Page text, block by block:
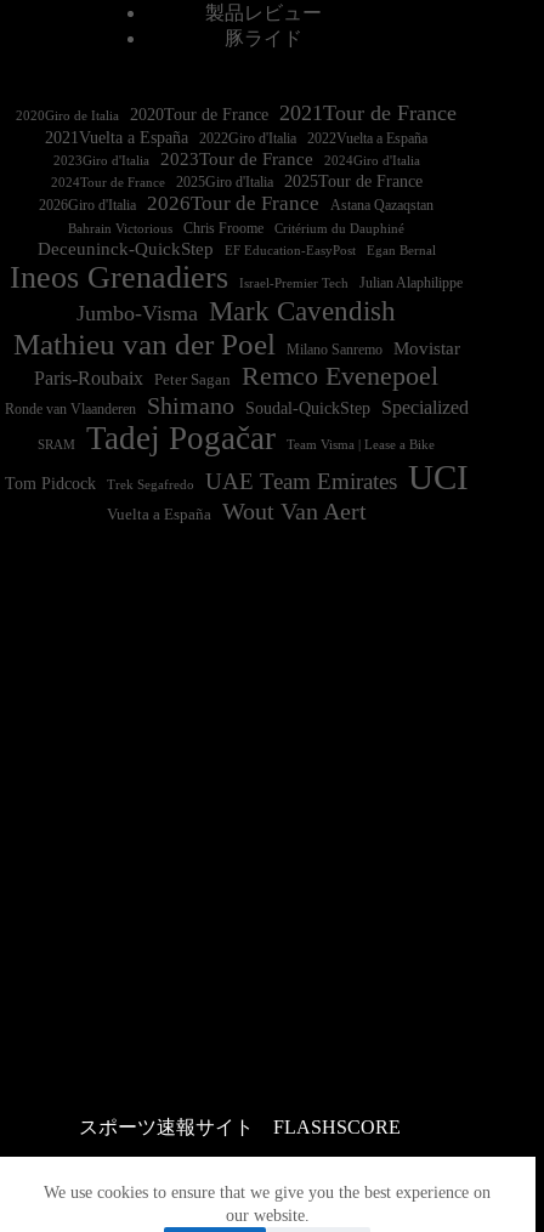
We use cookies to ensure that we give you the best experience on
our website.
製品レビュー
豚ライド
2020Giro de Italia 2020Tour de France 2021Tour de France
2021Vuelta a España 2022Vuelta a España
2023Giro d'Italia 2023Tour de France
2024Tour de France
2025Giro d'Italia 2025Tour de France
2026Giro d'Italia 2026Tour de France Astana Qazaqstan
Bahrain Victorious Chris Froome Critérium du Dauphiné
Deceuninck-QuickStep EF Education-EasyPost Egan Bernal
Ineos Grenadiers Israel-Premier Tech Julian Alaphilippe
Jumbo-Visma Mark Cavendish
Mathieu van der Poel Milano Sanremo
Movistar
Paris-Roubaix
Peter Sagan Remco Evenepoel
Ronde van Vlaanderen Shimano Soudal-QuickStep Specialized
SRAM Tadej Pogačar Team Visma | Lease a Bike
Tom Pidcock Trek Segafredo UAE Team Emirates UCI
Vuelta a España Wout Van Aert
スポーツ速報サイト FLASHSCORE